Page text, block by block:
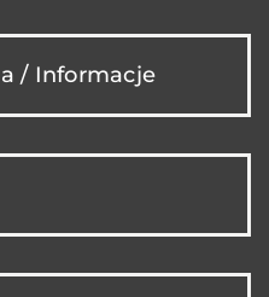
/ Informacje